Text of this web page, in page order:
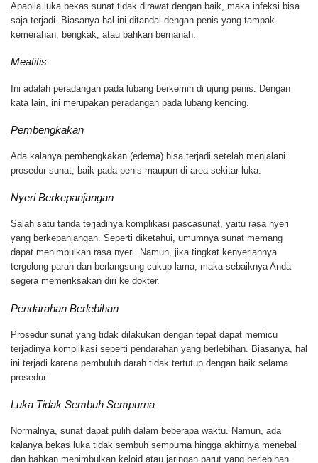
Apabila luka bekas sunat tidak dirawat dengan baik, maka infeksi bisa
saja terjadi. Biasanya hal ini ditandai dengan penis yang tampak
kemerahan, bengkak, atau bahkan bernanah.
Meatitis
Ini adalah peradangan pada lubang berkemih di ujung penis. Dengan
kata lain, ini merupakan peradangan pada lubang kencing.
Pembengkakan
Ada kalanya pembengkakan (edema) bisa terjadi setelah menjalani
prosedur sunat, baik pada penis maupun di area sekitar luka.
Nyeri Berkepanjangan
Salah satu tanda terjadinya komplikasi pascasunat, yaitu rasa nyeri
yang berkepanjangan. Seperti diketahui, umumnya sunat memang
dapat menimbulkan rasa nyeri. Namun, jika tingkat kenyeriannya
tergolong parah dan berlangsung cukup lama, maka sebaiknya Anda
segera memeriksakan diri ke dokter.
Pendarahan Berlebihan
Prosedur sunat yang tidak dilakukan dengan tepat dapat memicu
terjadinya komplikasi seperti pendarahan yang berlebihan. Biasanya, hal
ini terjadi karena pembuluh darah tidak tertutup dengan baik selama
prosedur.
Luka Tidak Sembuh Sempurna
Normalnya, sunat dapat pulih dalam beberapa waktu. Namun, ada
kalanya bekas luka tidak sembuh sempurna hingga akhirnya menebal
dan bahkan menimbulkan keloid atau jaringan parut yang berlebihan.